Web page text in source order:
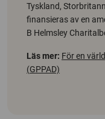
Tyskland,
finansieras av en
B Helmsley
Läs mer: För en
(GPPAD)